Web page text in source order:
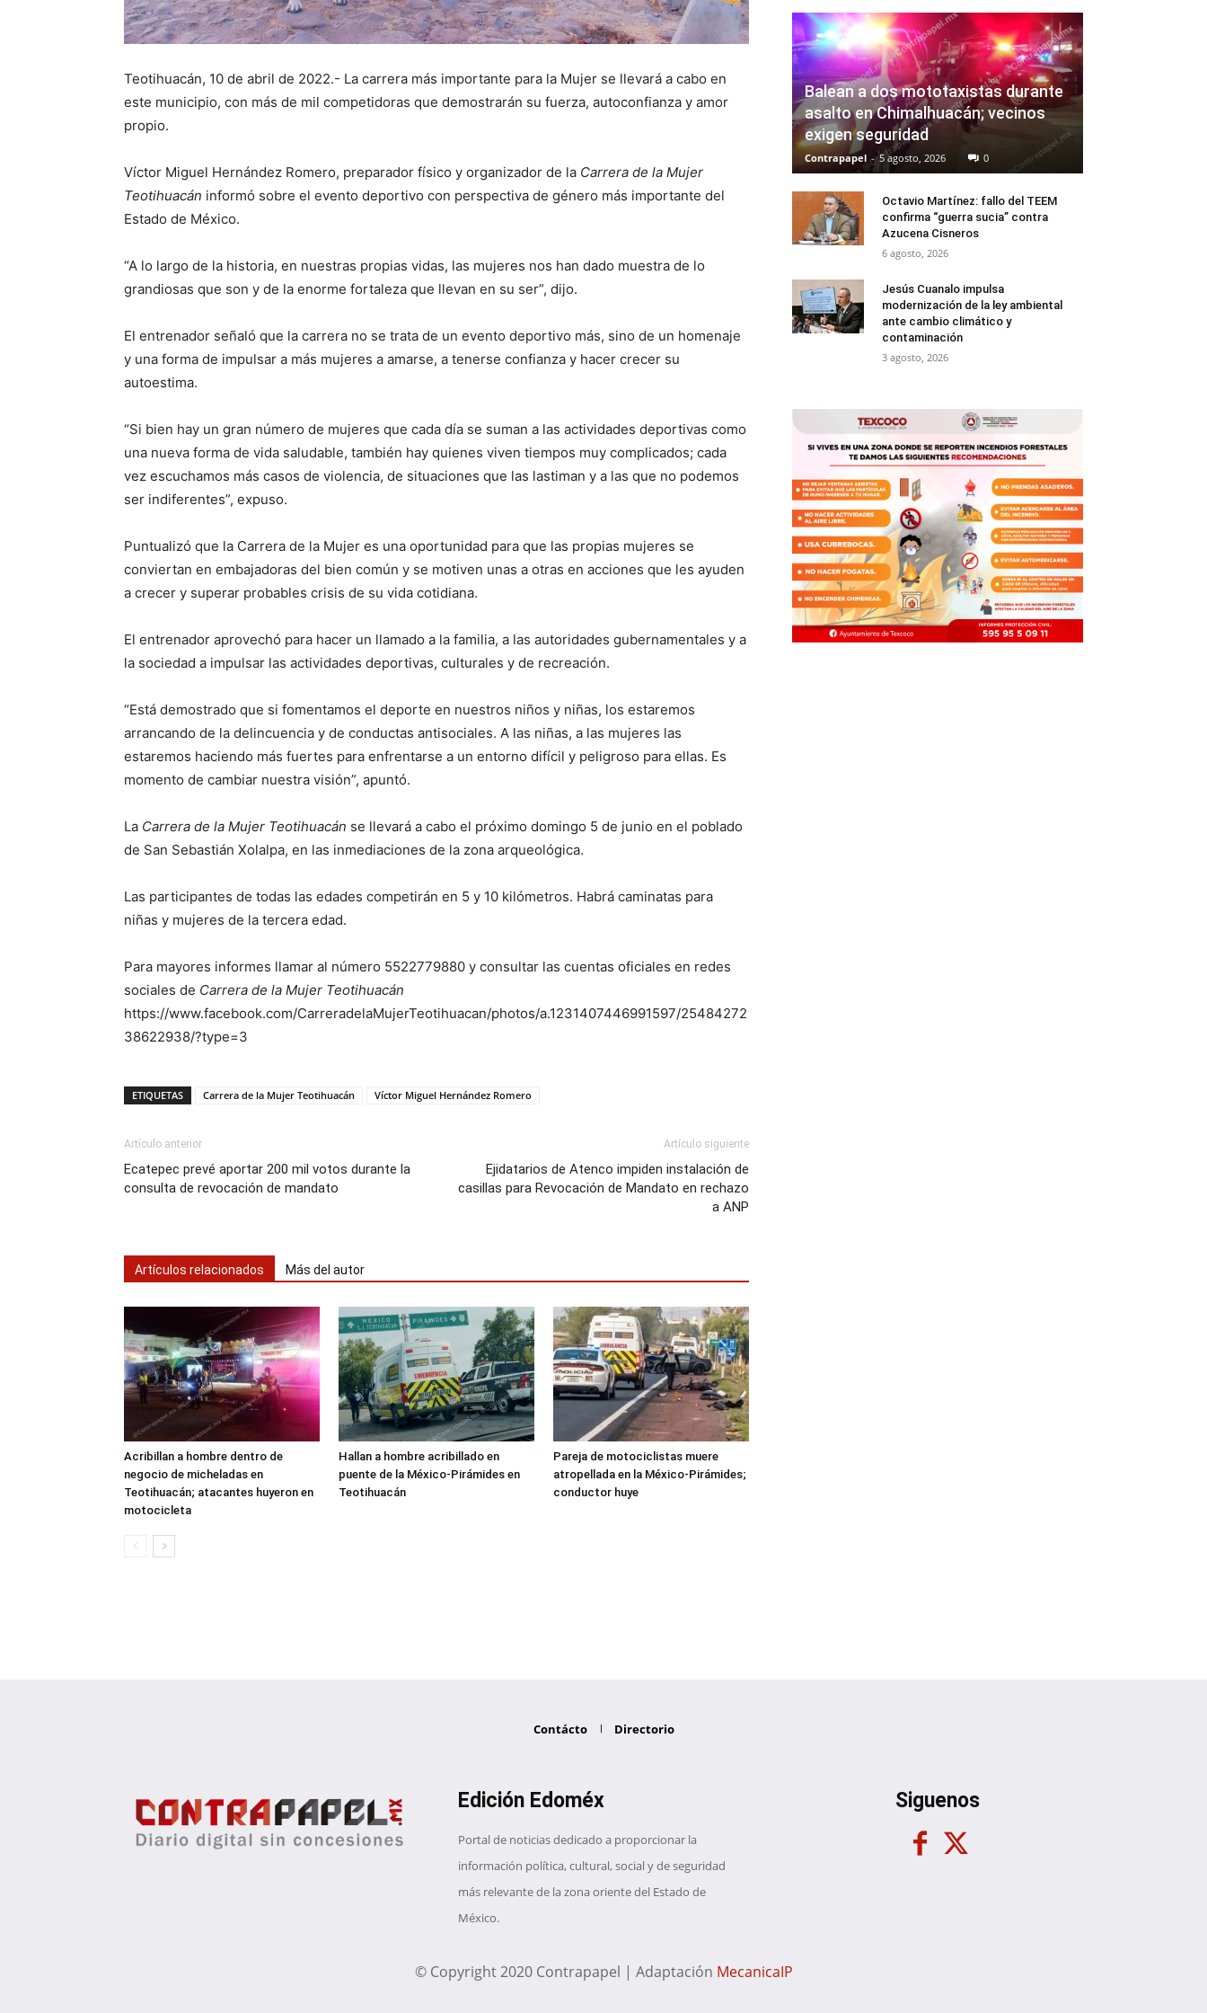
Teotihuacán, 10 de abril de 2022.- La carrera más importante para la Mujer se llevará a cabo en
este municipio, con más de mil competidoras que demostrarán su fuerza, autoconfianza y amor
propio.
Víctor Miguel Hernández Romero, preparador físico y organizador de la Carrera de la Mujer
Teotihuacán informó sobre el evento deportivo con perspectiva de género más importante del
Estado de México.
“A lo largo de la historia, en nuestras propias vidas, las mujeres nos han dado muestra de lo
grandiosas que son y de la enorme fortaleza que llevan en su ser”, dijo.
El entrenador señaló que la carrera no se trata de un evento deportivo más, sino de un homenaje
y una forma de impulsar a más mujeres a amarse, a tenerse confianza y hacer crecer su
autoestima.
“Si bien hay un gran número de mujeres que cada día se suman a las actividades deportivas como
una nueva forma de vida saludable, también hay quienes viven tiempos muy complicados; cada
vez escuchamos más casos de violencia, de situaciones que las lastiman y a las que no podemos
ser indiferentes”, expuso.
Puntualizó que la Carrera de la Mujer es una oportunidad para que las propias mujeres se
conviertan en embajadoras del bien común y se motiven unas a otras en acciones que les ayuden
a crecer y superar probables crisis de su vida cotidiana.
El entrenador aprovechó para hacer un llamado a la familia, a las autoridades gubernamentales y a
la sociedad a impulsar las actividades deportivas, culturales y de recreación.
“Está demostrado que si fomentamos el deporte en nuestros niños y niñas, los estaremos
arrancando de la delincuencia y de conductas antisociales. A las niñas, a las mujeres las
estaremos haciendo más fuertes para enfrentarse a un entorno difícil y peligroso para ellas. Es
momento de cambiar nuestra visión”, apuntó.
La Carrera de la Mujer Teotihuacán se llevará a cabo el próximo domingo 5 de junio en el poblado
de San Sebastián Xolalpa, en las inmediaciones de la zona arqueológica.
Las participantes de todas las edades competirán en 5 y 10 kilómetros. Habrá caminatas para
niñas y mujeres de la tercera edad.
Para mayores informes llamar al número 5522779880 y consultar las cuentas oficiales en redes
sociales de Carrera de la Mujer Teotihuacán
https://www.facebook.com/CarreradelaMujerTeotihuacan/photos/a.1231407446991597/25484272
38622938/?type=3
ETIQUETAS Carrera de la Mujer Teotihuacán Víctor Miguel Hernández Romero
Artículo anterior
Ecatepec prevé aportar 200 mil votos durante la
consulta de revocación de mandato
Artículo siguiente
Ejidatarios de Atenco impiden instalación de
casillas para Revocación de Mandato en rechazo
a ANP
Artículos relacionados Más del autor
Acribillan a hombre dentro de
negocio de micheladas en
Teotihuacán; atacantes huyeron en
motocicleta
Hallan a hombre acribillado en
puente de la México-Pirámides en
Teotihuacán
Pareja de motociclistas muere
atropellada en la México-Pirámides;
conductor huye
Balean a dos mototaxistas durante
asalto en Chimalhuacán; vecinos
exigen seguridad
Contrapapel - 5 agosto, 2026 0
Octavio Martínez: fallo del TEEM
confirma “guerra sucia” contra
Azucena Cisneros
6 agosto, 2026
Jesús Cuanalo impulsa
modernización de la ley ambiental
ante cambio climático y
contaminación
3 agosto, 2026
Contácto Directorio
Edición Edoméx
Portal de noticias dedicado a proporcionar la
información política, cultural, social y de seguridad
más relevante de la zona oriente del Estado de
México.
Siguenos
© Copyright 2020 Contrapapel | Adaptación MecanicaIP